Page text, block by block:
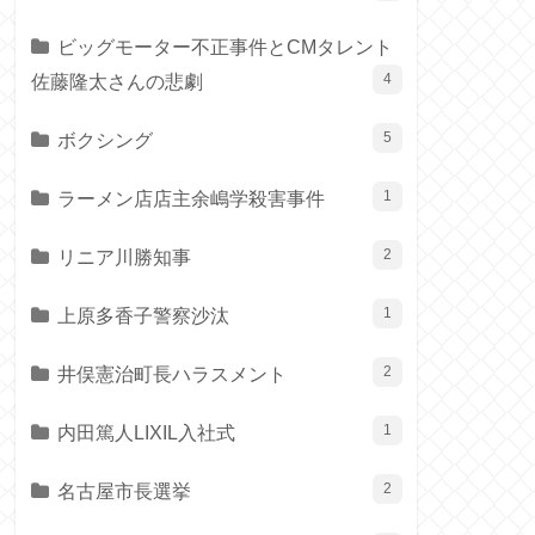
ビッグモーター不正事件とCMタレント
佐藤隆太さんの悲劇
4
ボクシング 5
ラーメン店店主余嶋学殺害事件 1
リニア川勝知事 2
上原多香子警察沙汰 1
井俣憲治町長ハラスメント 2
内田篤人LIXIL入社式 1
名古屋市長選挙 2